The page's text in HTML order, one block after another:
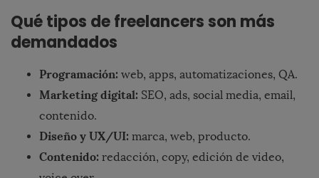
Qué tipos de freelancers son más
demandados
Programación: web, apps, automatizaciones, QA.
Marketing digital: SEO, ads, social media, email,
contenido.
Diseño y UX/UI: marca, web, producto.
Contenido: redacción, copy, edición de video,